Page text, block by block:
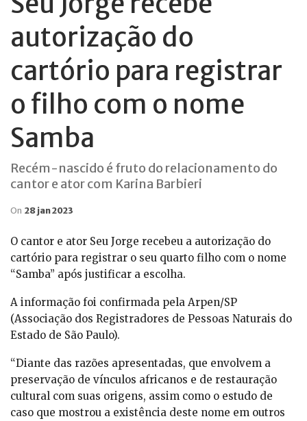
autorização do
cartório para registrar
o filho com o nome
Samba
Recém-nascido é fruto do relacionamento do
cantor e ator com Karina Barbieri
On 28 jan 2023
O cantor e ator Seu Jorge recebeu a autorização do
cartório para registrar o seu quarto filho com o nome
“Samba” após justificar a escolha.
A informação foi confirmada pela Arpen/SP
(Associação dos Registradores de Pessoas Naturais do
Estado de São Paulo).
“Diante das razões apresentadas, que envolvem a
preservação de vínculos africanos e de restauração
cultural com suas origens, assim como o estudo de
caso que mostrou a existência deste nome em outros